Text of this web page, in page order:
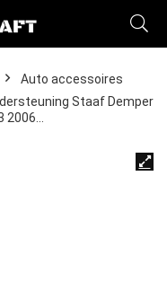
Auto accessoires
Staaf Demper